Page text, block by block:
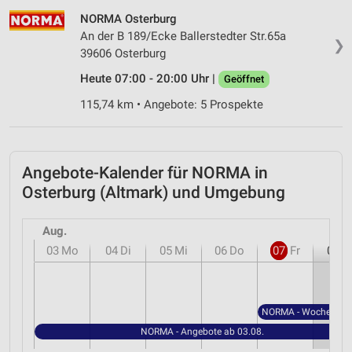
❯
NORMA Osterburg
An der B 189/Ecke Ballerstedter Str.65a
39606 Osterburg
Heute 07:00 - 20:00 Uhr |
Geöffnet
115,74 km • Angebote: 5 Prospekte
Angebote-Kalender für NORMA in
Osterburg (Altmark) und Umgebung
Aug.
03 Mo 04 Di 05 Mi 06 Do 07 Fr 08
NORMA - Angebote ab 03.08.
Verwendung genauer Standortdaten
Geräte anhand von aktiv angeforderten
Informationen identifizieren
Nicht-IAB-Verarbeitungszwecke:
Funktional
Werbung